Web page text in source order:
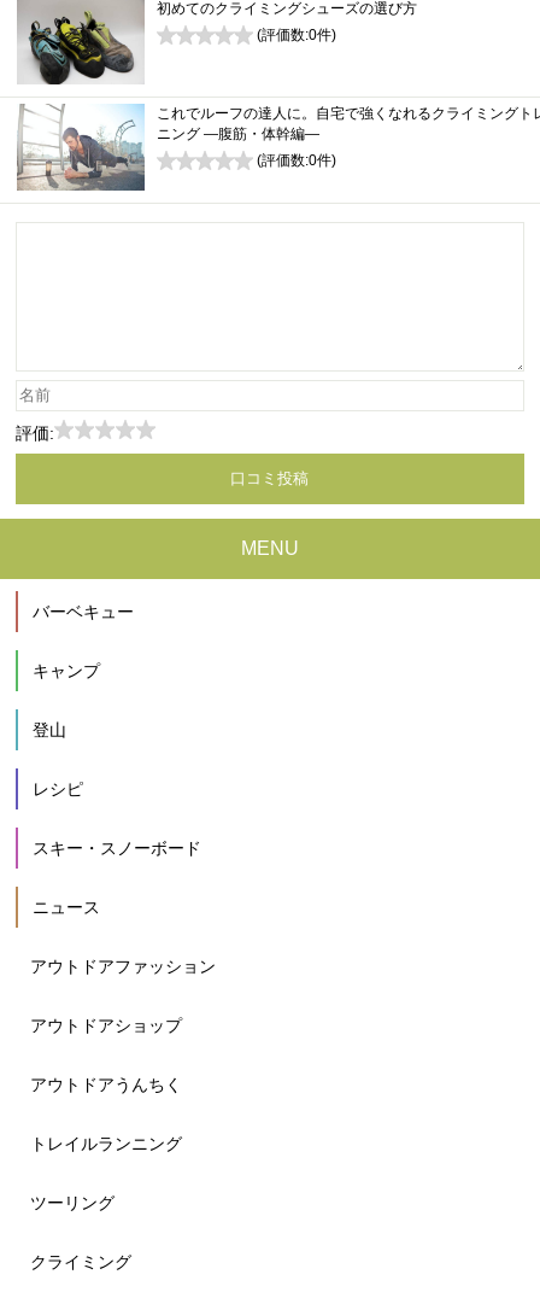
初めてのクライミングシューズの選び方
(評価数:0件)
これでルーフの達人に。自宅で強くなれるクライミングト
ニング ―腹筋・体幹編―
(評価数:0件)
評価:
MENU
バーベキュー
キャンプ
登山
レシピ
スキー・スノーボード
ニュース
アウトドアファッション
アウトドアショップ
アウトドアうんちく
トレイルランニング
ツーリング
クライミング